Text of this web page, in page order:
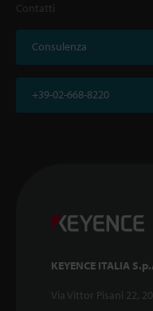
Contatti
Consulenza
+39-02-668-8220
KEYENCE ITALIA
Via Vittor Pisani 22,